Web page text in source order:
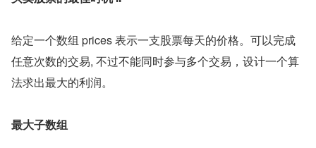
给定一个数组 prices 表示一支股票每天的价格。可以完成
任意次数的交易, 不过不能同时参与多个交易，设计一个算
法求出最大的利润。
最大子数组